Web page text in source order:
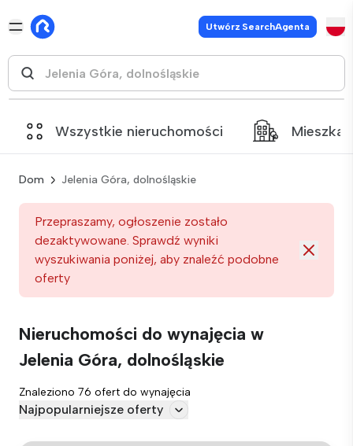
Utwórz SearchAgenta
Wszystkie nieruchomości
Dom Jelenia Góra, dolnośląskie
Przepraszamy, ogłoszenie zostało
dezaktywowane. Sprawdź wyniki
wyszukiwania poniżej, aby znaleźć podobne
oferty
Nieruchomości do wynajęcia w
Jelenia Góra, dolnośląskie
Znaleziono 76 ofert do wynajęcia
Najpopularniejsze oferty